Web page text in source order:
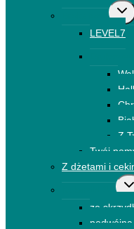
LEVEL7
Z
Twój
Z dżetami i
ze